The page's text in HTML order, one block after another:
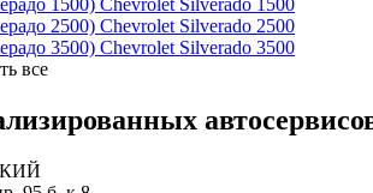
Chevrolet Silverado 1500
Chevrolet Silverado 2500
Chevrolet Silverado 3500
все